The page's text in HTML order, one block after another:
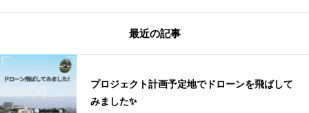
最近の記事
プロジェクト計画予定地でドローンを飛ばして
みました✨